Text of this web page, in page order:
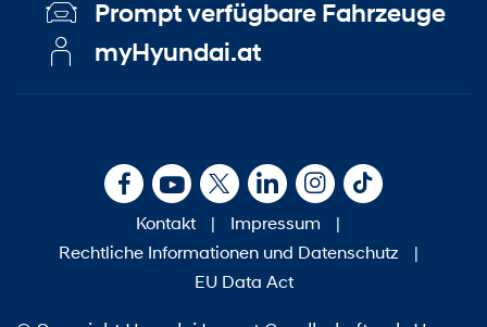
Prompt verfügbare Fahrzeuge
myHyundai.at
Kontakt | Impressum
|
Rechtliche Informationen und Datenschutz
|
EU Data Act